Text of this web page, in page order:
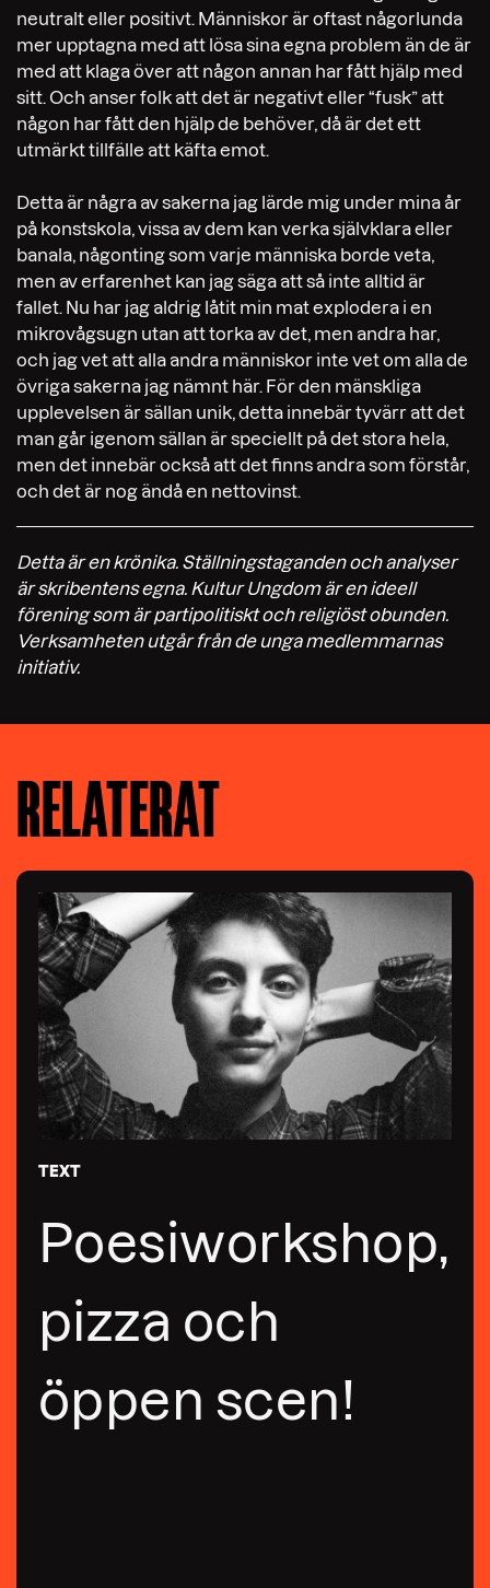
neutralt eller positivt. Människor är oftast någorlunda
mer upptagna med att lösa sina egna problem än de är
med att klaga över att någon annan har fått hjälp med
sitt. Och anser folk att det är negativt eller “fusk” att
någon har fått den hjälp de behöver, då är det ett
utmärkt tillfälle att käfta emot.
Detta är några av sakerna jag lärde mig under mina år
på konstskola, vissa av dem kan verka självklara eller
banala, någonting som varje människa borde veta,
men av erfarenhet kan jag säga att så inte alltid är
fallet. Nu har jag aldrig låtit min mat explodera i en
mikrovågsugn utan att torka av det, men andra har,
och jag vet att alla andra människor inte vet om alla de
övriga sakerna jag nämnt här. För den mänskliga
upplevelsen är sällan unik, detta innebär tyvärr att det
man går igenom sällan är speciellt på det stora hela,
men det innebär också att det finns andra som förstår,
och det är nog ändå en nettovinst.
Detta är en krönika. Ställningstaganden och analyser
är skribentens egna. Kultur Ungdom är en ideell
förening som är partipolitiskt och religiöst obunden.
Verksamheten utgår från de unga medlemmarnas
initiativ.
RELATERAT
TEXT
Poesiworkshop,
pizza och
öppen scen!